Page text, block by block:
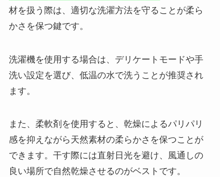
材を扱う際は、適切な洗濯方法を守ることが柔ら
かさを保つ鍵です。
洗濯機を使用する場合は、デリケートモードや手
洗い設定を選び、低温の水で洗うことが推奨され
ます。
また、柔軟剤を使用すると、乾燥によるパリパリ
感を抑えながら天然素材の柔らかさを保つことが
できます。干す際には直射日光を避け、風通しの
良い場所で自然乾燥させるのがベストです。